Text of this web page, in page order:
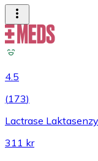
4.5
(173)
Lactrase
311 kr